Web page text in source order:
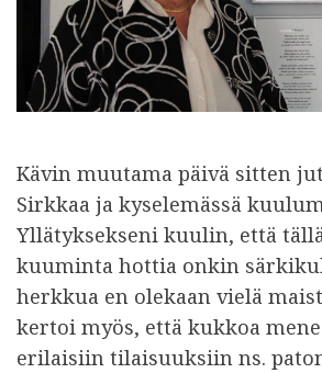
Kävin muutama päivä sitten
Sirkkaa ja kyselemässä
Yllätyksekseni kuulin, että
kuuminta hottia onkin
herkkua en olekaan vielä
kertoi myös, että kukkoa
erilaisiin tilaisuuksiin ns.